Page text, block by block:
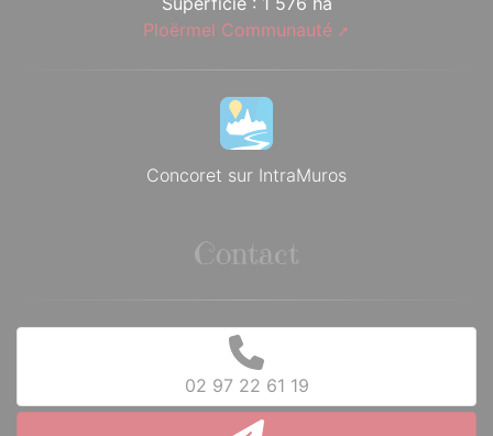
Ploërmel Communauté
Concoret sur IntraMuros
Contact
02 97 22 61 19